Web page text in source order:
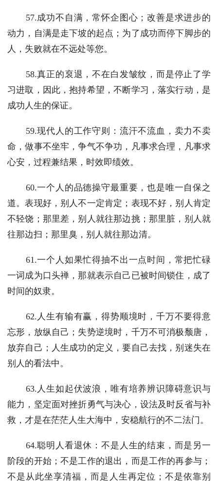
57.成功不自满，常怀企图心；改善是求进步的
动力，自满是走下坡的起点；为了成功而停下脚步的
人，失败就在不远处等您。
58.真正的裒退，不在白发皱纹，而是停止了学
习进取，因此，抱持希望，不断学习，落实行动，是
成功人生的保证。
59.现代人的工作守则：流汗不流血，卖力不卖
命，做事不坐牢，争气不争功，凡事求合理，凡事求
心安，过程兼结果，时效即绩效。
60.一个人的品德操守最重要，也是唯一自保之
道。表现好，别人不一定肯定；表现不好，别人肯定
不轻饶；那里差，别人就往那边挑；那里脏，别人就
往那边扫；那里臭，别人就往那边清。
61.一个人如果忙得抽不出一点时间，常把忙碌
一词成为口头禅，那就表示自己已被时间锁住，成了
时间的奴隶。
62.人生有输有赢，得势顺境时，千万不要得意
忘形，放纵自己；失势逆境时，千万不可消极颓唐，
放弃自己；人生成功的定义，要自己去找，别迷失在
别人的看法中。
63.人生如起伏波浪，唯有培养辨识障碍意识与
能力，坚定面对挫折勇气与决心，设法及时反省与补
救，才是在茫茫人生大海中，安稳航行的不二法门。
64.聪明人看退休：不是人生的结束，而是另一
阶段的开始；不是工作的退出，而是工作的再参与；
不是从此坐享清福，而是人生再定位；不是依靠别